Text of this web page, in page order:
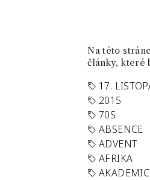
Na této
články, které
17.
2015
70S
ABSENCE
ADVENT
AFRIKA